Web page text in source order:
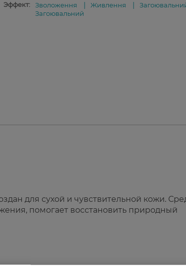
Эффект: Зволоження Живлення
Загоювальний
для сухой и чувствительной кожи.
помогает восстановить природный